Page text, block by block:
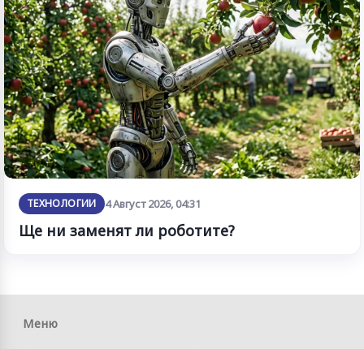
ТЕХНОЛОГИИ 4 Август 2026, 04:31
Ще ни заменят ли роботите?
Меню